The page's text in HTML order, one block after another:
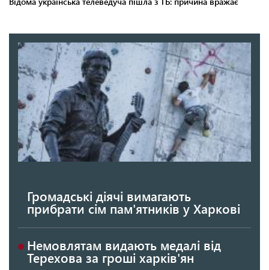
Громадські діячі вимагають
прибрати сім пам'ятників у Харкові
Немовлятам видають медалі від
Терехова за гроші харків'ян